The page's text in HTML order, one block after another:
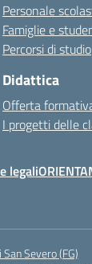
Personale
Famiglie e
Percorsi di studio
Didattica
Offerta
I progetti delle
legali
Severo (FG)